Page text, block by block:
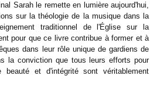
Sarah le remette en lumière aujourd'hui,
sur la théologie de la musique dans la
traditionnel de l'Église sur la
pour que ce livre contribue à former et à
dans leur rôle unique de gardiens de
la conviction que tous leurs efforts pour
et d'intégrité sont véritablement